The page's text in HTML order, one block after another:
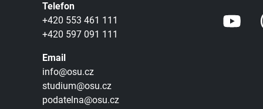
Telefon
+420 553 461 111
+420 597 091 111
Email
info@osu.cz
studium@osu.cz
podatelna@osu.cz